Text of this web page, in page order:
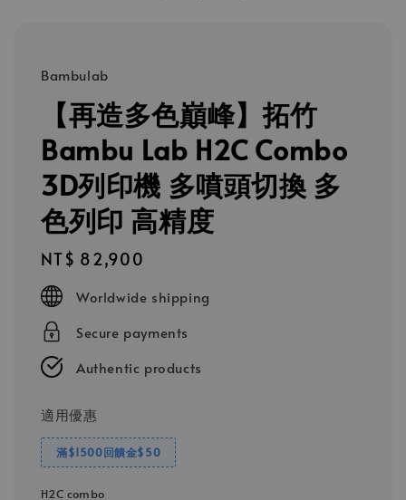
Bambulab
【再造多色巔峰】拓竹
Bambu Lab H2C Combo
3D列印機 多噴頭切換 多
色列印 高精度
Regular
price
NT$ 82,900
Worldwide shipping
Secure payments
Authentic products
適用優惠
滿$1500回饋金$50
H2C combo